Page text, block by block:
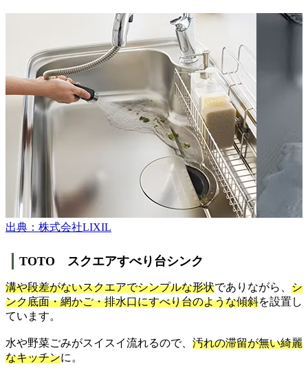
出典：株式会社LIXIL
TOTO スクエアすべり台シンク
溝や段差がないスクエアでシンプルな形状でありながら、 シ
ンク底面・網かご・排水口にすべり台のような傾斜を設置し
ています。
水や野菜ごみがスイスイ流れるので、 汚れの滞留が無い綺麗
なキッチンに。